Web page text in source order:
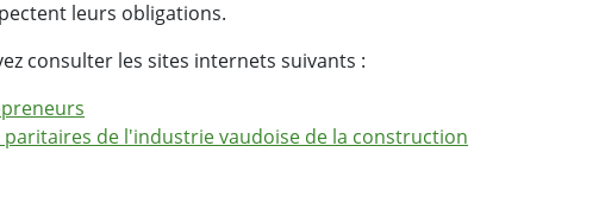
leurs obligations.
consulter les sites internets suivants :
de l'industrie vaudoise de la construction